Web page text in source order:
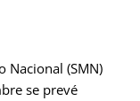
Nacional (SMN)
se prevé